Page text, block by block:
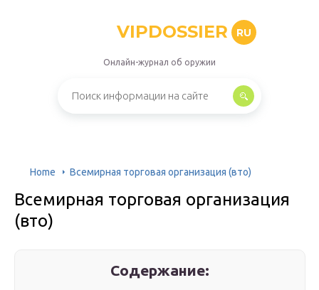
VIPDOSSIER RU
Онлайн-журнал об оружии
Home Всемирная торговая организация (вто)
Всемирная торговая организация
(вто)
Содержание: